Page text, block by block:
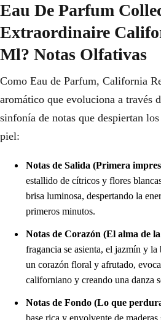
Eau De Parfum
Extraordinaire
Ml? Notas Olfativas
Como Eau de Parfum, California
aromático que evoluciona a través
sinfonía de notas que despiertan
piel:
Notas de Salida (Primera
estallido de cítricos y flores
brisa luminosa, despertando la
primeros minutos.
Notas de Corazón (El alma de
fragancia se asienta, el jazmín y la
un corazón floral y afrutado,
californiano y creando una danza
Notas de Fondo (Lo que